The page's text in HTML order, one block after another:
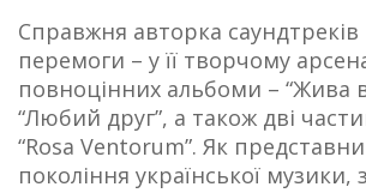
Справжня авторка
перемоги – у її творчому
повноцінних альбоми – “Жива
“Любий друг”, а також дві
“Rosa Ventorum”. Як
покоління української музики,